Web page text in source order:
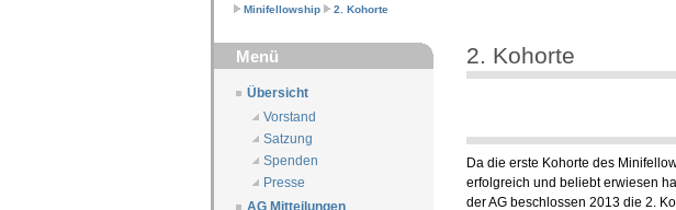
Minifellowship 2. Kohorte
Menü
Übersicht
Vorstand
Satzung
Spenden
Presse
AG Mitteilungen
2. Kohorte
Da die erste Kohorte des
erfolgreich und beliebt erwiesen
der AG beschlossen 2013 die 2.